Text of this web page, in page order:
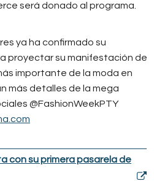
será donado al programa.
ya ha confirmado su
proyectar su manifestación de
importante de la moda en
más detalles de la mega
@FashionWeekPTY
con su primera pasarela de